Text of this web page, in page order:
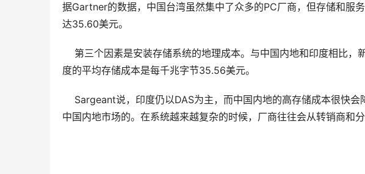
据Gartner的数据，中国台湾虽然集中了众多的PC厂商，但存储和服
达35.60美元。
第三个因素是安装存储系统的地理成本。与中国内地和印度相比，
度的平均存储成本是每千兆字节35.56美元。
Sargeant说，印度仍以DAS为主，而中国内地的高存储成本很快会
中国内地市场的。在系统越来越复杂的时候，厂商往往会从转销商和分